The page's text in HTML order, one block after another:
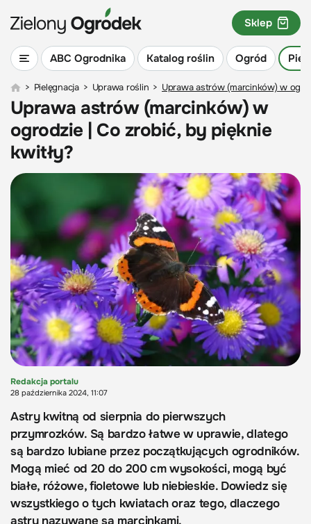
ABC Ogrodnika Katalog roślin Ogród
Sklep
> Pielęgnacja > Uprawa roślin > Uprawa astrów (marcinków) w
Uprawa astrów (marcinków) w
ogrodzie | Co zrobić, by pięknie
kwitły?
Redakcja portalu
28 października 2024, 11:07
Astry kwitną od sierpnia do pierwszych
przymrozków. Są bardzo łatwe w uprawie, dlatego
są bardzo lubiane przez początkujących ogrodników.
Mogą mieć od 20 do 200 cm wysokości, mogą być
białe, różowe, fioletowe lub niebieskie. Dowiedz się
wszystkiego o tych kwiatach oraz tego, dlaczego
astry nazywane są marcinkami.